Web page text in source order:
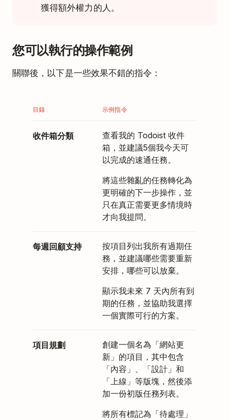
獲得額外權力的人。
您可以執行的操作範例
關聯後，以下是一些效果不錯的指令：
目錄 示例指令
收件箱分類
查看我的 Todoist 收件
箱，並建議5個我今天可
以完成的速通任務。
將這些雜亂的任務轉化為
更明確的下一步操作，並
只在真正需要更多情境時
才向我提問。
每週回顧支持
按項目列出我所有過期任
務，並建議哪些需要重新
安排，哪些可以放棄。
顯示我未來 7 天內所有到
期的任務，並協助我選擇
一個實際可行的方案。
項目規劃
創建一個名為「網站更
新」的項目，其中包含
「內容」、「設計」和
「上線」等版塊，然後添
加一份初版任務列表。
將所有標記為「待處理」